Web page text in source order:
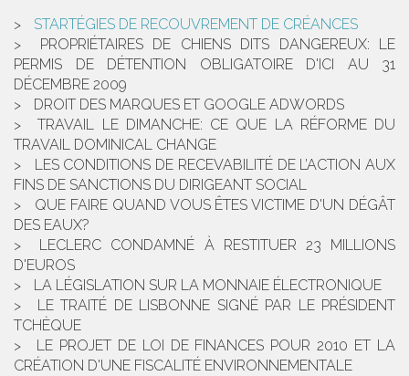
STARTÉGIES DE RECOUVREMENT DE CRÉANCES
PROPRIÉTAIRES DE CHIENS DITS DANGEREUX: LE
PERMIS DE DÉTENTION OBLIGATOIRE D'ICI AU 31
DÉCEMBRE 2009
DROIT DES MARQUES ET GOOGLE ADWORDS
TRAVAIL LE DIMANCHE: CE QUE LA RÉFORME DU
TRAVAIL DOMINICAL CHANGE
LES CONDITIONS DE RECEVABILITÉ DE L’ACTION AUX
FINS DE SANCTIONS DU DIRIGEANT SOCIAL
QUE FAIRE QUAND VOUS ÊTES VICTIME D'UN DÉGÂT
DES EAUX?
LECLERC CONDAMNÉ À RESTITUER 23 MILLIONS
D'EUROS
LA LÉGISLATION SUR LA MONNAIE ÉLECTRONIQUE
LE TRAITÉ DE LISBONNE SIGNÉ PAR LE PRÉSIDENT
TCHÈQUE
LE PROJET DE LOI DE FINANCES POUR 2010 ET LA
CRÉATION D'UNE FISCALITÉ ENVIRONNEMENTALE